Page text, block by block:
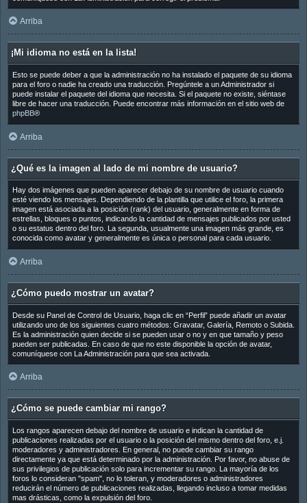
Arriba
¡Mi idioma no está en la lista!
Esto se puede deber a que la administración no ha instalado el paquete de su idioma
para el foro o nadie ha creado una traducción. Pregúntele a un Administrador si
puede instalar el paquete del idioma que necesita. Si el paquete no existe, siéntase
libre de hacer una traducción. Puede encontrar más información en el sitio web de
phpBB®
Arriba
¿Qué es la imagen al lado de mi nombre de usuario?
Hay dos imágenes que pueden aparecer debajo de su nombre de usuario cuando
esté viendo los mensajes. Dependiendo de la plantilla que utilice el foro, la primera
imagen está asociada a la posición (rank) del usuario, generalmente en forma de
estrellas, bloques o puntos, indicando la cantidad de mensajes publicados por usted
o su estatus dentro del foro. La segunda, usualmente una imagen más grande, es
conocida como avatar y generalmente es única o personal para cada usuario.
Arriba
¿Cómo puedo mostrar un avatar?
Desde su Panel de Control de Usuario, haga clic en “Perfil” puede añadir un avatar
utilizando uno de los siguientes cuatro métodos: Gravatar, Galería, Remoto o Subida.
Es la administración quien decide si se pueden usar o no y en que tamaño y peso
pueden ser publicadas. En caso de que no este disponible la opción de avatar,
comuníquese con La Administración para que sea activada.
Arriba
¿Cómo se puede cambiar mi rango?
Los rangos aparecen debajo del nombre de usuario e indican la cantidad de
publicaciones realizadas por el usuario o la posición del mismo dentro del foro, e.j.
moderadores y administradores. En general, no puede cambiar su rango
directamente ya que está determinado por la administración. Por favor, no abuse de
sus privilegios de publicación solo para incrementar su rango. La mayoría de los
foros lo consideran "spam", no lo toleran, y moderadores o administradores
reducirán el número de publicaciones realizadas, llegando incluso a tomar medidas
mas drásticas, como la expulsión del foro.